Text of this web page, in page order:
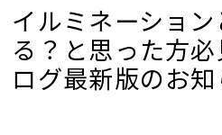
イルミネーショ
る？と思った方
ログ最新版のお知